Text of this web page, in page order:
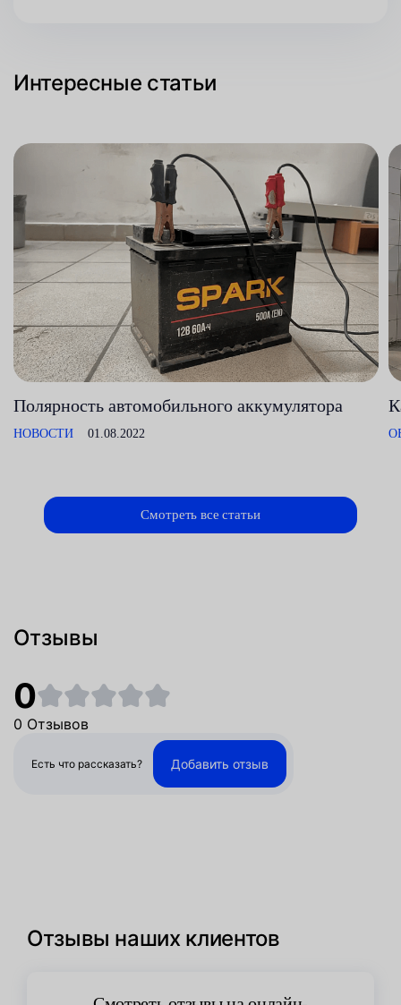
Интересные статьи
Полярность автомобильного аккумулятора
НОВОСТИ 01.08.2022
Смотреть все статьи
Отзывы
0
0 Отзывов
Есть что рассказать? Добавить отзыв
Отзывы наших клиентов